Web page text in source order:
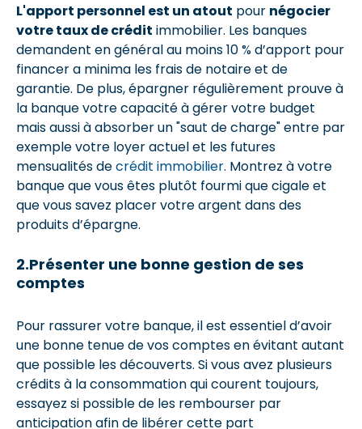
L'apport personnel est un atout pour négocier
votre taux de crédit immobilier. Les banques
demandent en général au moins 10 % d’apport pour
financer a minima les frais de notaire et de
garantie. De plus, épargner régulièrement prouve à
la banque votre capacité à gérer votre budget
mais aussi à absorber un "saut de charge" entre par
exemple votre loyer actuel et les futures
mensualités decrédit immobilier. Montrez à votre
banque que vous êtes plutôt fourmi que cigale et
que vous savez placer votre argent dans des
produits d’épargne.
2.Présenter une bonne gestion de ses
comptes
Pour rassurer votre banque, il est essentiel d’avoir
une bonne tenue de vos comptes en évitant autant
que possible les découverts. Si vous avez plusieurs
crédits à la consommation qui courent toujours,
essayez si possible de les rembourser par
anticipation afin de libérer cette part